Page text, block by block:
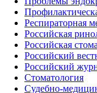
Респираторная
Российская
Российская
Российский
Российский
Стоматология
Судебно-